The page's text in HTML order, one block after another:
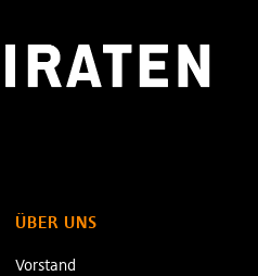
ÜBER UNS
Vorstand